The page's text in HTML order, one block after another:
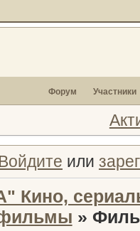
Форум Участники
Войдите или
Кино,
»